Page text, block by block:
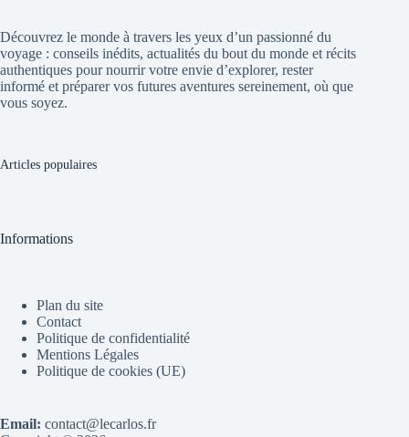
Découvrez le monde à travers les yeux d’un passionné du
voyage : conseils inédits, actualités du bout du monde et récits
authentiques pour nourrir votre envie d’explorer, rester
informé et préparer vos futures aventures sereinement, où que
vous soyez.
Articles populaires
Informations
Plan du site
Contact
Politique de confidentialité
Mentions Légales
Politique de cookies (UE)
Email: contact@lecarlos.fr